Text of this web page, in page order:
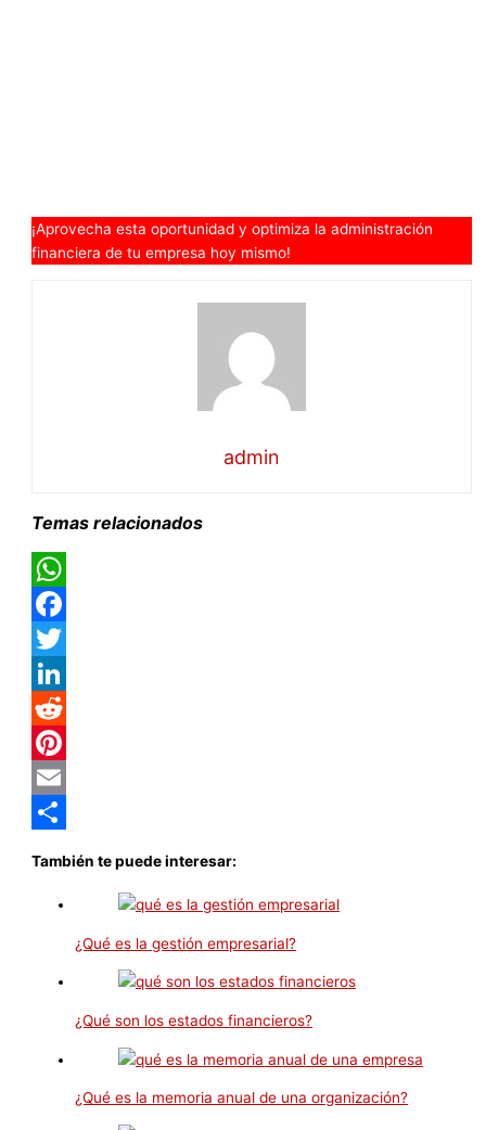
¡Aprovecha esta oportunidad y optimiza la administración
financiera de tu empresa hoy mismo!
admin
Temas relacionados
WhatsApp
Facebook
Twitter
LinkedIn
Reddit
Pinterest
Email
También te puede interesar:
¿Qué es la gestión empresarial?
¿Qué son los estados financieros?
¿Qué es la memoria anual de una organización?